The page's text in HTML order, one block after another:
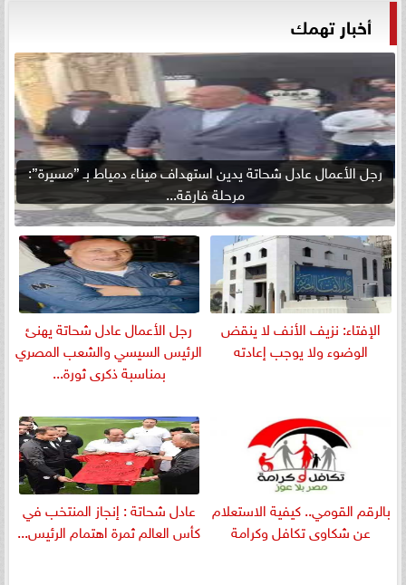
أخبار تهمك
رجل الأعمال عادل شحاتة يدين استهداف ميناء دمياط بـ ”مسيرة”:
مرحلة فارقة...
الإفتاء: نزيف الأنف لا ينقض
الوضوء ولا يوجب إعادته
رجل الأعمال عادل شحاتة يهنئ
الرئيس السيسي والشعب المصري
بمناسبة ذكرى ثورة...
بالرقم القومي.. كيفية الاستعلام
عن شكاوى تكافل وكرامة
عادل شحاتة : إنجاز المنتخب في
كأس العالم ثمرة اهتمام الرئيس...